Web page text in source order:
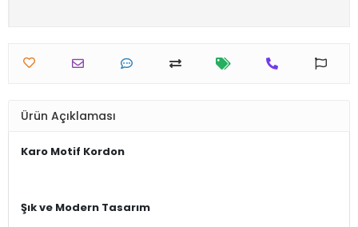
Ürün Açıklaması
Karo Motif Kordon
Şık ve Modern Tasarım